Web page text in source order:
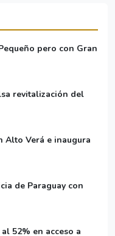
pero con Gran
revitalización del
Alto Verá e inaugura
de Paraguay con
52% en acceso a